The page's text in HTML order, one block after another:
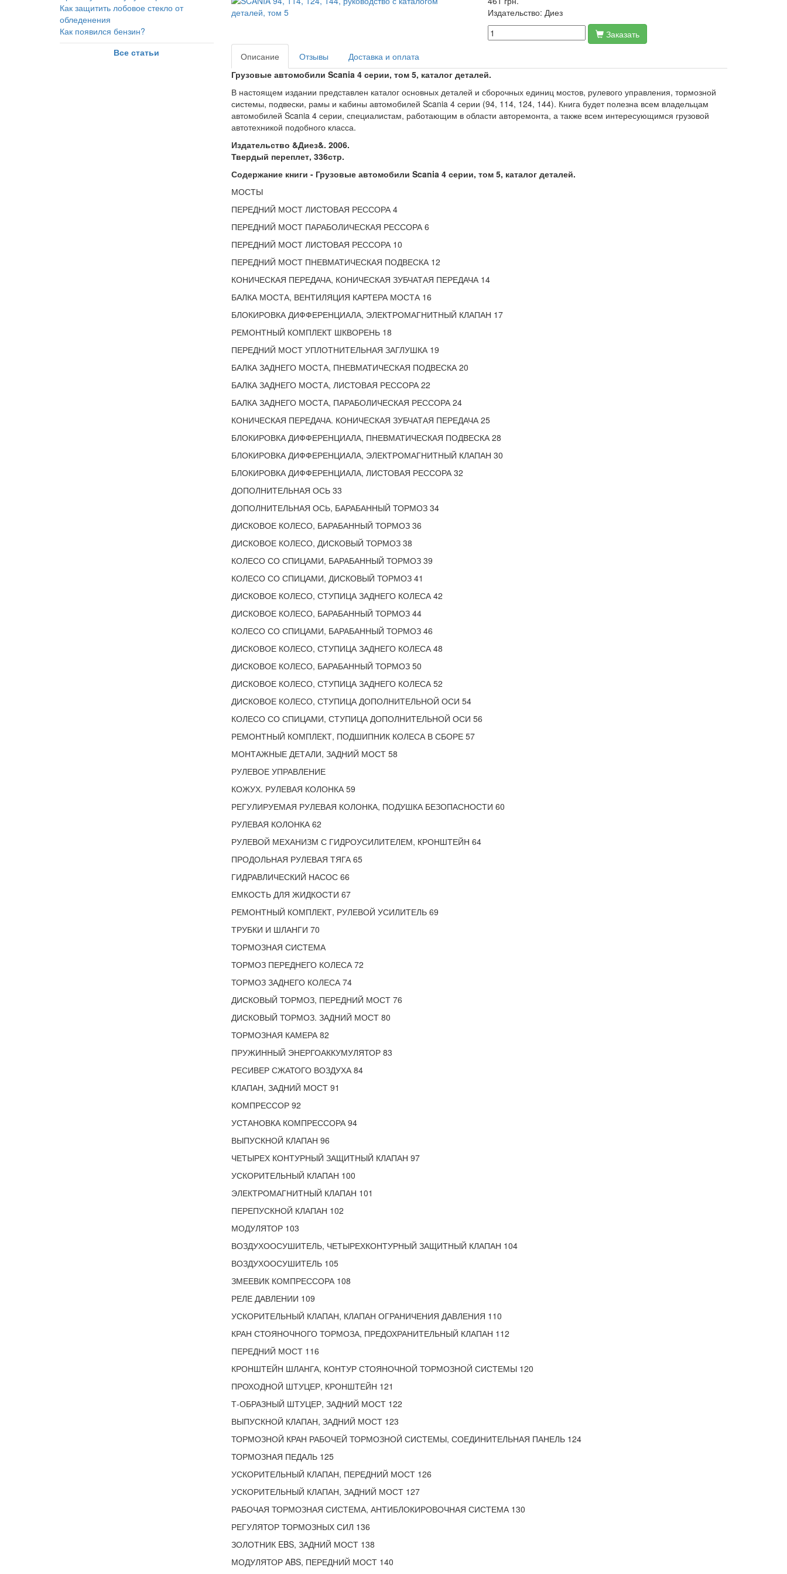
Как защитить лобовое стекло от
обледенения
Как появился бензин?
Все статьи
Издательство: Диез
Заказать
Описание
Отзывы
Доставка и оплата
Грузовые автомобили Scania 4 серии, том 5, каталог деталей.
В настоящем издании представлен каталог основных деталей и сборочных единиц мостов, рулевого управления, тормозной
системы, подвески, рамы и кабины автомобилей Scania 4 серии (94, 114, 124, 144). Книга будет полезна всем владельцам
автомобилей Scania 4 серии, специалистам, работающим в области авторемонта, а также всем интересующимся грузовой
автотехникой подобного класса.
Издательство &Диез&. 2006.
Твердый переплет, 336стр.
Содержание книги - Грузовые автомобили Scania 4 серии, том 5, каталог деталей.
МОСТЫ
ПЕРЕДНИЙ МОСТ ЛИСТОВАЯ РЕССОРА 4
ПЕРЕДНИЙ МОСТ ПАРАБОЛИЧЕСКАЯ РЕССОРА 6
ПЕРЕДНИЙ МОСТ ЛИСТОВАЯ РЕССОРА 10
ПЕРЕДНИЙ МОСТ ПНЕВМАТИЧЕСКАЯ ПОДВЕСКА 12
КОНИЧЕСКАЯ ПЕРЕДАЧА, КОНИЧЕСКАЯ ЗУБЧАТАЯ ПЕРЕДАЧА 14
БАЛКА МОСТА, ВЕНТИЛЯЦИЯ КАРТЕРА МОСТА 16
БЛОКИРОВКА ДИФФЕРЕНЦИАЛА, ЭЛЕКТРОМАГНИТНЫЙ КЛАПАН 17
РЕМОНТНЫЙ КОМПЛЕКТ ШКВОРЕНЬ 18
ПЕРЕДНИЙ МОСТ УПЛОТНИТЕЛЬНАЯ ЗАГЛУШКА 19
БАЛКА ЗАДНЕГО МОСТА, ПНЕВМАТИЧЕСКАЯ ПОДВЕСКА 20
БАЛКА ЗАДНЕГО МОСТА, ЛИСТОВАЯ РЕССОРА 22
БАЛКА ЗАДНЕГО МОСТА, ПАРАБОЛИЧЕСКАЯ РЕССОРА 24
КОНИЧЕСКАЯ ПЕРЕДАЧА. КОНИЧЕСКАЯ ЗУБЧАТАЯ ПЕРЕДАЧА 25
БЛОКИРОВКА ДИФФЕРЕНЦИАЛА, ПНЕВМАТИЧЕСКАЯ ПОДВЕСКА 28
БЛОКИРОВКА ДИФФЕРЕНЦИАЛА, ЭЛЕКТРОМАГНИТНЫЙ КЛАПАН 30
БЛОКИРОВКА ДИФФЕРЕНЦИАЛА, ЛИСТОВАЯ РЕССОРА 32
ДОПОЛНИТЕЛЬНАЯ ОСЬ 33
ДОПОЛНИТЕЛЬНАЯ ОСЬ, БАРАБАННЫЙ ТОРМОЗ 34
ДИСКОВОЕ КОЛЕСО, БАРАБАННЫЙ ТОРМОЗ 36
ДИСКОВОЕ КОЛЕСО, ДИСКОВЫЙ ТОРМОЗ 38
КОЛЕСО СО СПИЦАМИ, БАРАБАННЫЙ ТОРМОЗ 39
КОЛЕСО СО СПИЦАМИ, ДИСКОВЫЙ ТОРМОЗ 41
ДИСКОВОЕ КОЛЕСО, СТУПИЦА ЗАДНЕГО КОЛЕСА 42
ДИСКОВОЕ КОЛЕСО, БАРАБАННЫЙ ТОРМОЗ 44
КОЛЕСО СО СПИЦАМИ, БАРАБАННЫЙ ТОРМОЗ 46
ДИСКОВОЕ КОЛЕСО, СТУПИЦА ЗАДНЕГО КОЛЕСА 48
ДИСКОВОЕ КОЛЕСО, БАРАБАННЫЙ ТОРМОЗ 50
ДИСКОВОЕ КОЛЕСО, СТУПИЦА ЗАДНЕГО КОЛЕСА 52
ДИСКОВОЕ КОЛЕСО, СТУПИЦА ДОПОЛНИТЕЛЬНОЙ ОСИ 54
КОЛЕСО СО СПИЦАМИ, СТУПИЦА ДОПОЛНИТЕЛЬНОЙ ОСИ 56
РЕМОНТНЫЙ КОМПЛЕКТ, ПОДШИПНИК КОЛЕСА В СБОРЕ 57
МОНТАЖНЫЕ ДЕТАЛИ, ЗАДНИЙ МОСТ 58
РУЛЕВОЕ УПРАВЛЕНИЕ
КОЖУХ. РУЛЕВАЯ КОЛОНКА 59
РЕГУЛИРУЕМАЯ РУЛЕВАЯ КОЛОНКА, ПОДУШКА БЕЗОПАСНОСТИ 60
РУЛЕВАЯ КОЛОНКА 62
РУЛЕВОЙ МЕХАНИЗМ С ГИДРОУСИЛИТЕЛЕМ, КРОНШТЕЙН 64
ПРОДОЛЬНАЯ РУЛЕВАЯ ТЯГА 65
ГИДРАВЛИЧЕСКИЙ НАСОС 66
ЕМКОСТЬ ДЛЯ ЖИДКОСТИ 67
РЕМОНТНЫЙ КОМПЛЕКТ, РУЛЕВОЙ УСИЛИТЕЛЬ 69
ТРУБКИ И ШЛАНГИ 70
ТОРМОЗНАЯ СИСТЕМА
ТОРМОЗ ПЕРЕДНЕГО КОЛЕСА 72
ТОРМОЗ ЗАДНЕГО КОЛЕСА 74
ДИСКОВЫЙ ТОРМОЗ, ПЕРЕДНИЙ МОСТ 76
ДИСКОВЫЙ ТОРМОЗ. ЗАДНИЙ МОСТ 80
ТОРМОЗНАЯ КАМЕРА 82
ПРУЖИННЫЙ ЭНЕРГОАККУМУЛЯТОР 83
РЕСИВЕР СЖАТОГО ВОЗДУХА 84
КЛАПАН, ЗАДНИЙ МОСТ 91
КОМПРЕССОР 92
УСТАНОВКА КОМПРЕССОРА 94
ВЫПУСКНОЙ КЛАПАН 96
ЧЕТЫРЕХ КОНТУРНЫЙ ЗАЩИТНЫЙ КЛАПАН 97
УСКОРИТЕЛЬНЫЙ КЛАПАН 100
ЭЛЕКТРОМАГНИТНЫЙ КЛАПАН 101
ПЕРЕПУСКНОЙ КЛАПАН 102
МОДУЛЯТОР 103
ВОЗДУХООСУШИТЕЛЬ, ЧЕТЫРЕХКОНТУРНЫЙ ЗАЩИТНЫЙ КЛАПАН 104
ВОЗДУХООСУШИТЕЛЬ 105
ЗМЕЕВИК КОМПРЕССОРА 108
РЕЛЕ ДАВЛЕНИИ 109
УСКОРИТЕЛЬНЫЙ КЛАПАН, КЛАПАН ОГРАНИЧЕНИЯ ДАВЛЕНИЯ 110
КРАН СТОЯНОЧНОГО ТОРМОЗА, ПРЕДОХРАНИТЕЛЬНЫЙ КЛАПАН 112
ПЕРЕДНИЙ МОСТ 116
КРОНШТЕЙН ШЛАНГА, КОНТУР СТОЯНОЧНОЙ ТОРМОЗНОЙ СИСТЕМЫ 120
ПРОХОДНОЙ ШТУЦЕР, КРОНШТЕЙН 121
Т-ОБРАЗНЫЙ ШТУЦЕР, ЗАДНИЙ МОСТ 122
ВЫПУСКНОЙ КЛАПАН, ЗАДНИЙ МОСТ 123
ТОРМОЗНОЙ КРАН РАБОЧЕЙ ТОРМОЗНОЙ СИСТЕМЫ, СОЕДИНИТЕЛЬНАЯ ПАНЕЛЬ 124
ТОРМОЗНАЯ ПЕДАЛЬ 125
УСКОРИТЕЛЬНЫЙ КЛАПАН, ПЕРЕДНИЙ МОСТ 126
УСКОРИТЕЛЬНЫЙ КЛАПАН, ЗАДНИЙ МОСТ 127
РАБОЧАЯ ТОРМОЗНАЯ СИСТЕМА, АНТИБЛОКИРОВОЧНАЯ СИСТЕМА 130
РЕГУЛЯТОР ТОРМОЗНЫХ СИЛ 136
ЗОЛОТНИК EBS, ЗАДНИЙ МОСТ 138
МОДУЛЯТОР ABS, ПЕРЕДНИЙ МОСТ 140